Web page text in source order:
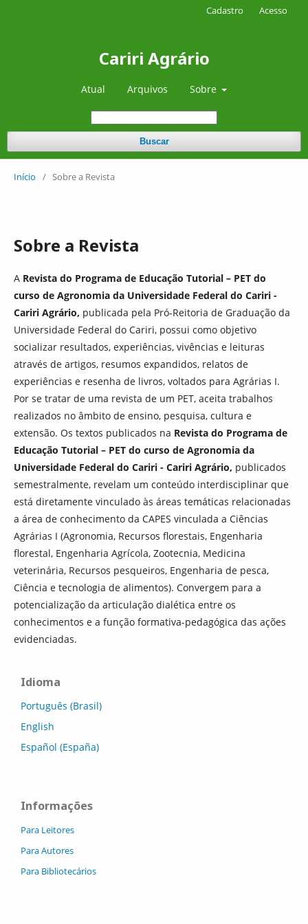
Cariri Agrário
Atual Arquivos Sobre
Buscar
Cadastro Acesso
Início / Sobre a Revista
Sobre a Revista
A Revista do Programa de Educação Tutorial – PET do
curso de Agronomia da Universidade Federal do Cariri -
Cariri Agrário, publicada pela Pró-Reitoria de Graduação da
Universidade Federal do Cariri, possui como objetivo
socializar resultados, experiências, vivências e leituras
através de artigos, resumos expandidos, relatos de
experiências e resenha de livros, voltados para Agrárias I.
Por se tratar de uma revista de um PET, aceita trabalhos
realizados no âmbito de ensino, pesquisa, cultura e
extensão. Os textos publicados na Revista do Programa de
Educação Tutorial – PET do curso de Agronomia da
Universidade Federal do Cariri - Cariri Agrário, publicados
semestralmente, revelam um conteúdo interdisciplinar que
está diretamente vinculado às áreas temáticas relacionadas
a área de conhecimento da CAPES vinculada a Ciências
Agrárias I (Agronomia, Recursos florestais, Engenharia
florestal, Engenharia Agrícola, Zootecnia, Medicina
veterinária, Recursos pesqueiros, Engenharia de pesca,
Ciência e tecnologia de alimentos). Convergem para a
potencialização da articulação dialética entre os
conhecimentos e a função formativa-pedagógica das ações
evidenciadas.
Idioma
Português (Brasil)
English
Español (España)
Informações
Para Leitores
Para Autores
Para Bibliotecários